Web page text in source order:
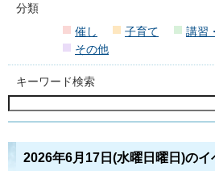
分類
催し
子育て 講習
その他
キーワード検索
2026年6月17日(水曜日曜日)のイ